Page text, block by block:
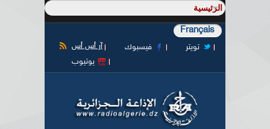
Français
آر أس أس فيسبوك
تويتر
يوتيوب